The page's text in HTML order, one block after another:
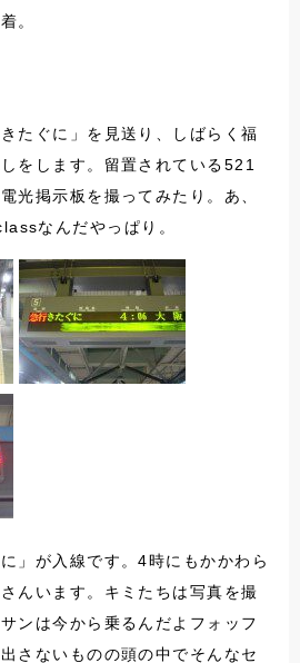
。
たぐに」を見送り、しばらく福
をします。留置されている521
光掲示板を撮ってみたり。あ、
なんだやっぱり。
」が入線です。4時にもかかわら
んいます。キミたちは写真を撮
ンは今から乗るんだよフォッフ
さないものの頭の中でそんなセ